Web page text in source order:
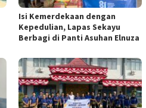
Isi Kemerdekaan dengan
Kepedulian, Lapas Sekayu
Berbagi di Panti Asuhan Elnuza